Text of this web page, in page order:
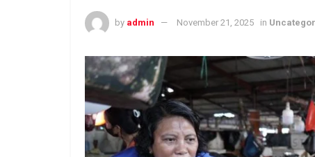
by admin November 21, 2025 in